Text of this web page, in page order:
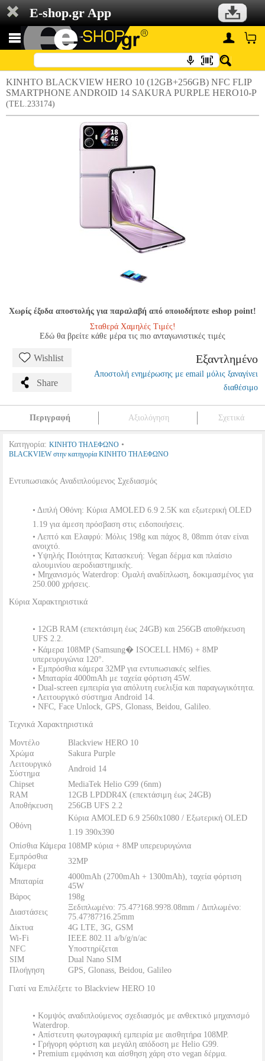
E-shop.gr App
ΚΙΝΗΤΟ BLACKVIEW HERO 10 (12GB+256GB) NFC FLIP
SMARTPHONE ANDROID 14 SAKURA PURPLE HERO10-P
(TEL.233174)
Χωρίς έξοδα αποστολής για παραλαβή από οποιοδήποτε eshop point!
Σταθερά Χαμηλές Τιμές!
Εδώ θα βρείτε κάθε μέρα τις πιο ανταγωνιστικές τιμές
Wishlist
Share
Εξαντλημένο
Αποστολή ενημέρωσης με email μόλις ξαναγίνει
διαθέσιμο
Περιγραφή Αξιολόγηση Σχετικά
Κατηγορία: ΚΙΝΗΤΟ ΤΗΛΕΦΩΝΟ •
BLACKVIEW στην κατηγορία ΚΙΝΗΤΟ ΤΗΛΕΦΩΝΟ
Εντυπωσιακός Αναδιπλούμενος Σχεδιασμός
• Διπλή Οθόνη: Κύρια AMOLED 6.9 2.5K και εξωτερική OLED
1.19 για άμεση πρόσβαση στις ειδοποιήσεις.
• Λεπτό και Ελαφρύ: Μόλις 198g και πάχος 8, 08mm όταν είναι
ανοιχτό.
• Υψηλής Ποιότητας Κατασκευή: Vegan δέρμα και πλαίσιο
αλουμινίου αεροδιαστημικής.
• Μηχανισμός Waterdrop: Ομαλή αναδίπλωση, δοκιμασμένος για
250.000 χρήσεις.
Κύρια Χαρακτηριστικά
• 12GB RAM (επεκτάσιμη έως 24GB) και 256GB αποθήκευση
UFS 2.2.
• Κάμερα 108MP (Samsung� ISOCELL HM6) + 8MP
υπερευρυγώνια 120°.
• Εμπρόσθια κάμερα 32MP για εντυπωσιακές selfies.
• Μπαταρία 4000mAh με ταχεία φόρτιση 45W.
• Dual-screen εμπειρία για απόλυτη ευελιξία και παραγωγικότητα.
• Λειτουργικό σύστημα Android 14.
• NFC, Face Unlock, GPS, Glonass, Beidou, Galileo.
Τεχνικά Χαρακτηριστικά
Μοντέλο
Blackview HERO 10
Χρώμα
Sakura Purple
Λειτουργικό
Σύστημα
Android 14
Chipset
MediaTek Helio G99 (6nm)
RAM
12GB LPDDR4X (επεκτάσιμη έως 24GB)
Αποθήκευση
256GB UFS 2.2
Οθόνη
Κύρια AMOLED 6.9 2560x1080 / Εξωτερική OLED
1.19 390x390
Οπίσθια Κάμερα 108MP κύρια + 8MP υπερευρυγώνια
Εμπρόσθια
Κάμερα
32MP
Μπαταρία
4000mAh (2700mAh + 1300mAh), ταχεία φόρτιση
45W
Βάρος
198g
Διαστάσεις
Ξεδιπλωμένο: 75.47?168.99?8.08mm / Διπλωμένο:
75.47?87?16.25mm
Δίκτυα
4G LTE, 3G, GSM
Wi-Fi
IEEE 802.11 a/b/g/n/ac
NFC
Υποστηρίζεται
SIM
Dual Nano SIM
Πλοήγηση
GPS, Glonass, Beidou, Galileo
Γιατί να Επιλέξετε το Blackview HERO 10
• Κομψός αναδιπλούμενος σχεδιασμός με ανθεκτικό μηχανισμό
Waterdrop.
• Απίστευτη φωτογραφική εμπειρία με αισθητήρα 108MP.
• Γρήγορη φόρτιση και μεγάλη απόδοση με Helio G99.
• Premium εμφάνιση και αίσθηση χάρη στο vegan δέρμα.